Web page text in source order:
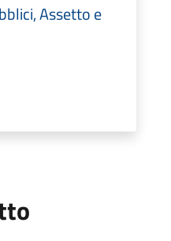
Assetto e